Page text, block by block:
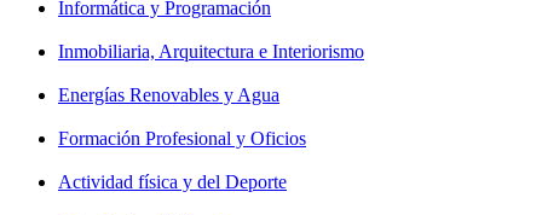
Informática y Programación
Inmobiliaria, Arquitectura e Interiorismo
Energías Renovables y Agua
Formación Profesional y Oficios
Actividad física y del Deporte